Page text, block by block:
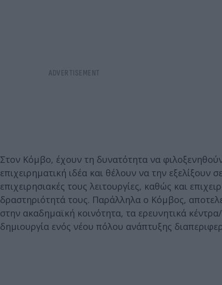
Στον Κόμβο, έχουν τη δυνατότητα να
επιχειρηματική ιδέα και θέλουν να την
επιχειρησιακές τους λειτουργίες, καθώς και
δραστηριότητά τους. Παράλληλα ο Κόμβος,
στην ακαδημαϊκή κοινότητα, τα ερευνητικά
δημιουργία ενός νέου πόλου ανάπτυξης